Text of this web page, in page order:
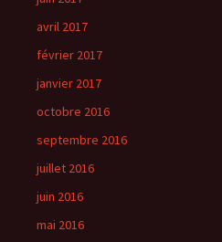
avril 2017
février 2017
janvier 2017
octobre 2016
septembre 2016
juillet 2016
juin 2016
mai 2016